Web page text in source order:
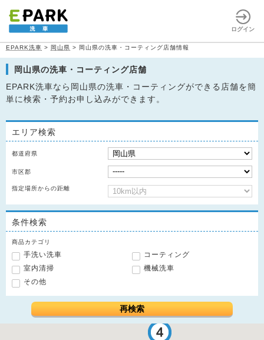
ログイン
EPARK洗車 > 岡山県 > 岡山県の洗車・コーティング店舗情報
岡山県の洗車・コーティング店舗
EPARK洗車なら岡山県の洗車・コーティングができる店舗を簡
単に検索・予約お申し込みができます。
エリア検索
都道府県
市区郡
指定場所からの距離
条件検索
商品カテゴリ
手洗い洗車
コーティング
室内清掃
機械洗車
その他
再検索